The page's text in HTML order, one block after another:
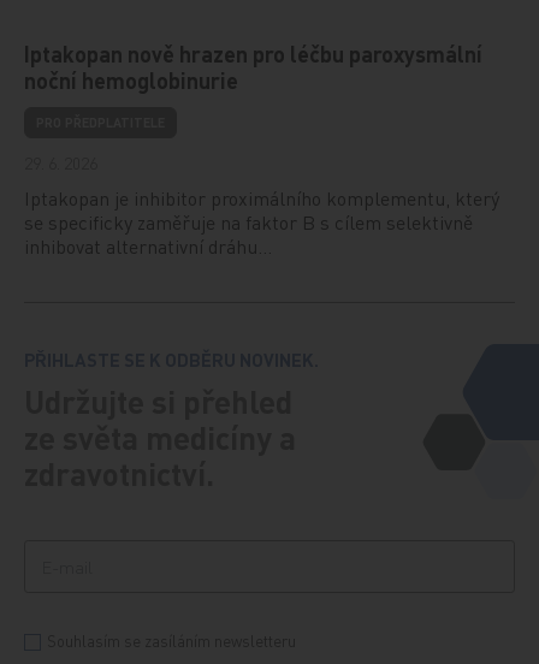
Iptakopan nově hrazen pro léčbu paroxysmální
noční hemoglobinurie
Iptakopan je inhibitor proximálního komplementu, který
se specificky zaměřuje na faktor B s cílem selektivně
inhibovat alternativní dráhu…